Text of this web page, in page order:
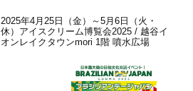
2025年4月25日（金）～5月6日（火・
休）アイスクリーム博覧会2025 / 越谷イ
オンレイクタウンmori 1階 噴水広場